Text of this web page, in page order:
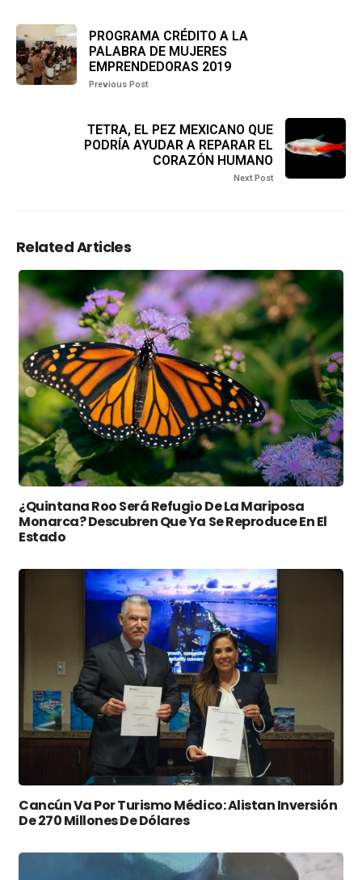
PROGRAMA CRÉDITO A LA
PALABRA DE MUJERES
EMPRENDEDORAS 2019
Previous Post
TETRA, EL PEZ MEXICANO QUE
PODRÍA AYUDAR A REPARAR EL
CORAZÓN HUMANO
Next Post
Related Articles
¿Quintana Roo Será Refugio De La Mariposa
Monarca? Descubren Que Ya Se Reproduce En El
Estado
Cancún Va Por Turismo Médico: Alistan Inversión
De 270 Millones De Dólares